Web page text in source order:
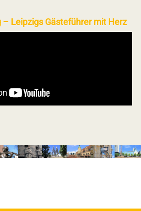
Leipzigs Gästeführer mit Herz